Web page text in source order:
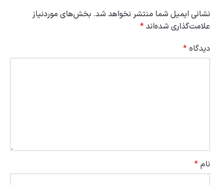
نشانی ایمیل شما منتشر نخواهد شد. بخش‌های موردنیاز
علامت‌گذاری شده‌اند*
دیدگاه *
نام *